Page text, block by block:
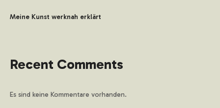
Meine Kunst werknah erklärt
Recent Comments
Es sind keine Kommentare vorhanden.